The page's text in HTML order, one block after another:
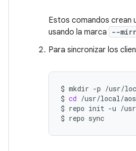
Estos comandos crean
usando la marca
--
Para sincronizar los
$ mkdir -p /usr/
$ cd /usr/local/
$ repo init -u /
$ repo